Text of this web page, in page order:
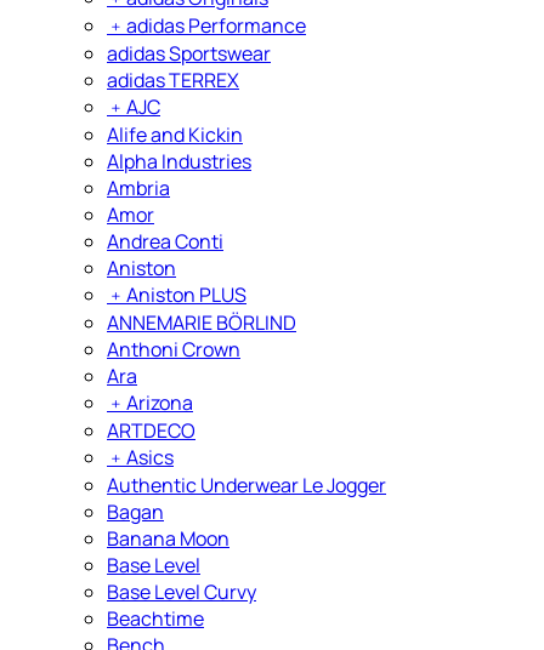
﹢ adidas Performance
adidas Sportswear
adidas TERREX
﹢ AJC
Alife and Kickin
Alpha Industries
Ambria
Amor
Andrea Conti
Aniston
﹢ Aniston PLUS
ANNEMARIE BÖRLIND
Anthoni Crown
Ara
﹢ Arizona
ARTDECO
﹢ Asics
Authentic Underwear Le Jogger
Bagan
Banana Moon
Base Level
Base Level Curvy
Beachtime